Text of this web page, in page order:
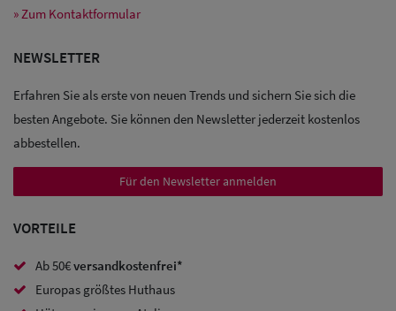
Sale: Caps
» Zum Kontaktformular
NEWSLETTER
Erfahren Sie als erste von neuen Trends und sichern Sie sich die
besten Angebote. Sie können den Newsletter jederzeit kostenlos
abbestellen.
Für den Newsletter anmelden
VORTEILE
Ab 50€versandkostenfrei*
Europas größtes Huthaus